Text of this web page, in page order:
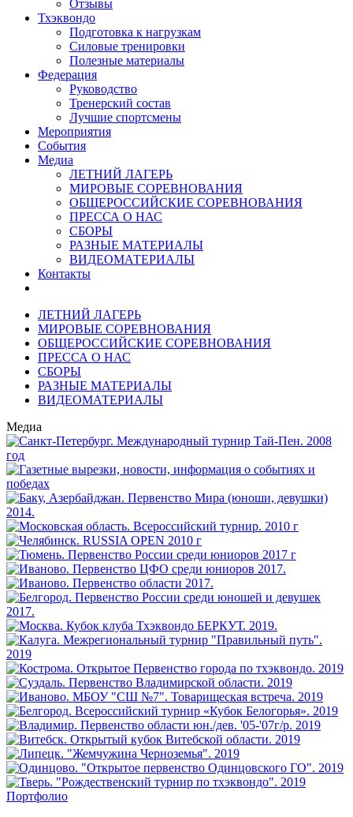
Отзывы
Тхэквондо
Подготовка к нагрузкам
Силовые тренировки
Полезные материалы
Федерация
Руководство
Тренерский состав
Лучшие спортсмены
Мероприятия
События
Медиа
ЛЕТНИЙ ЛАГЕРЬ
МИРОВЫЕ СОРЕВНОВАНИЯ
ОБЩЕРОССИЙСКИЕ СОРЕВНОВАНИЯ
ПРЕССА О НАС
СБОРЫ
РАЗНЫЕ МАТЕРИАЛЫ
ВИДЕОМАТЕРИАЛЫ
Контакты
ЛЕТНИЙ ЛАГЕРЬ
МИРОВЫЕ СОРЕВНОВАНИЯ
ОБЩЕРОССИЙСКИЕ СОРЕВНОВАНИЯ
ПРЕССА О НАС
СБОРЫ
РАЗНЫЕ МАТЕРИАЛЫ
ВИДЕОМАТЕРИАЛЫ
Медиа
Портфолио